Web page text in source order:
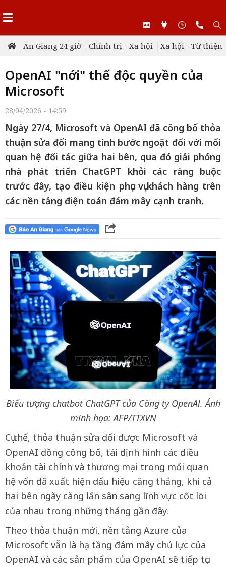
An Giang 24 giờ Chính trị - Xã hội Xã hội - Từ thiện
OpenAI "nới" thế độc quyền của
Microsoft
28/04/2026 - 14:59
Ngày 27/4, Microsoft và OpenAI đã công bố thỏa
thuận sửa đổi mang tính bước ngoặt đối với mối
quan hệ đối tác giữa hai bên, qua đó giải phóng
nhà phát triển ChatGPT khỏi các ràng buộc
trước đây, tạo điều kiện phục vụ khách hàng trên
các nền tảng điện toán đám mây cạnh tranh.
Biểu tượng chatbot ChatGPT của Công ty OpenAl. Ảnh
minh họa: AFP/TTXVN
Cụ thể, thỏa thuận sửa đổi được Microsoft và
OpenAI đồng công bố, tái định hình các điều
khoản tài chính và thương mại trong mối quan
hệ vốn đã xuất hiện dấu hiệu căng thẳng, khi cả
hai bên ngày càng lấn sân sang lĩnh vực cốt lõi
của nhau trong những tháng gần đây.
Theo thỏa thuận mới, nền tảng Azure của
Microsoft vẫn là hạ tầng đám mây chủ lực của
OpenAI và các sản phẩm của OpenAI sẽ tiếp tục